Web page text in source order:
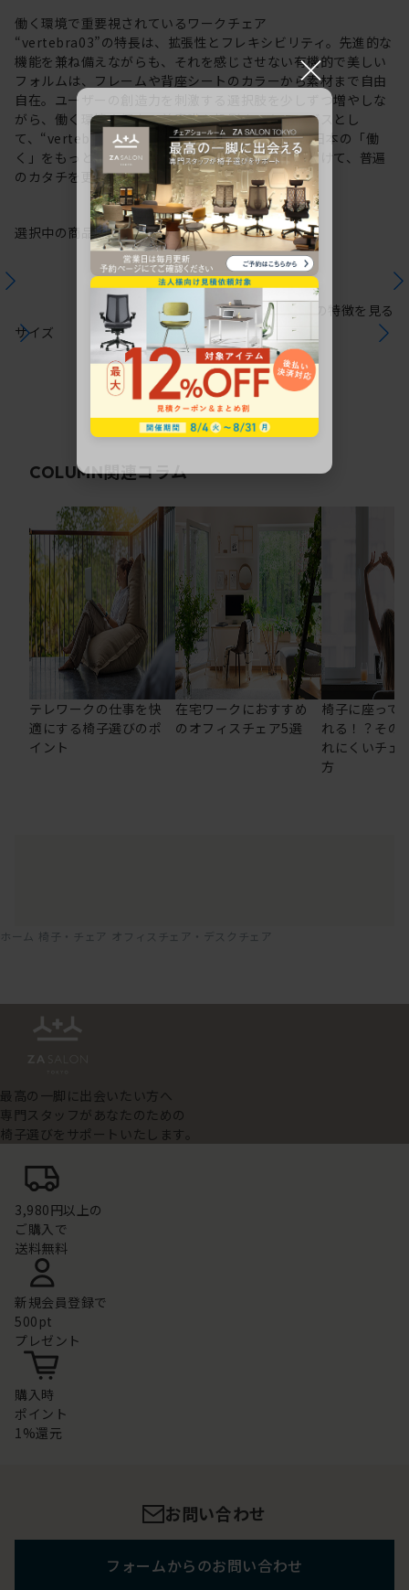
働く環境で重要視されているワークチェア
“vertebra03”の特長は、拡張性とフレキシビリティ。先進的な
機能を兼ね備えながらも、それを感じさせない有機的で美しい
フォルムは、フレームや背座シートのカラーから素材まで自由
自在。ユーザーの創造力を刺激する選択肢を少しずつ増やしな
がら、働く環境や個人の美意識を投影するキャンバスとし
て、“vertebra03”をアップデートしてきました。日本の「働
く」をもっと自由に。これからも私たちは未来に向けて、普遍
のカタチを更新していきます。
選択中の商品情報保証注意事項
サイズ
シリーズの特徴を見る
COLUMN関連コラム
テレワークの仕事を快
適にする椅子選びのポ
イント
在宅ワークにおすすめ
のオフィスチェア5選
椅子に座って
れる！？その
れにくいチェ
方
ホーム 椅子・チェア オフィスチェア・デスクチェア
最高の一脚に出会いたい方へ
専門スタッフがあなたのための
椅子選びをサポートいたします。
3,980円以上の
ご購入で
送料無料
新規会員登録で
500pt
プレゼント
購入時
ポイント
1%還元
お問い合わせ
フォームからのお問い合わせ
×